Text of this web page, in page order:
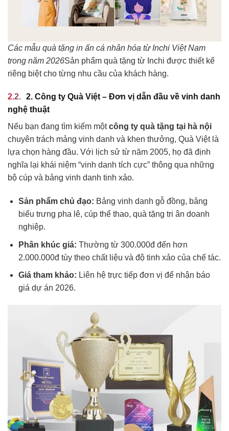
Các mẫu quà tặng in ấn cá nhân hóa từ Inchi Việt Nam
trong năm 2026Sản phẩm quà tặng từ Inchi được thiết kế
riêng biệt cho từng nhu cầu của khách hàng.
2. Công ty Quà Việt – Đơn vị dẫn đầu về vinh danh
nghệ thuật
Nếu bạn đang tìm kiếm mộtcông ty quà tặng tại hà nội
chuyên trách mảng vinh danh và khen thưởng, Quà Việt là
lựa chọn hàng đầu. Với lịch sử từ năm 2005, họ đã định
nghĩa lại khái niệm “vinh danh tích cực” thông qua những
bộ cúp và bảng vinh danh tinh xảo.
Sản phẩm chủ đạo: Bảng vinh danh gỗ đồng, bảng
biểu trưng pha lê, cúp thể thao, quà tặng tri ân doanh
nghiệp.
Phân khúc giá: Thường từ 300.000đ đến hơn
2.000.000đ tùy theo chất liệu và độ tinh xảo của chế tác.
Giá tham khảo: Liên hệ trực tiếp đơn vị để nhận báo
giá dự án 2026.